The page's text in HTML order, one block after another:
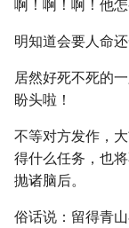
啊！啊！啊！他
明知道会要人命
居然好死不死的
盼头啦！
不等对方发作，
得什么任务，也
抛诸脑后。
俗话说：留得青